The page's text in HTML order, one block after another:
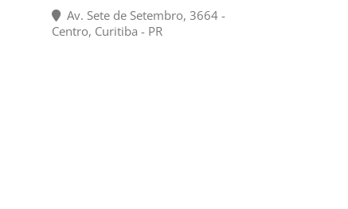
Av. Sete de Setembro, 3664 -
Centro, Curitiba - PR